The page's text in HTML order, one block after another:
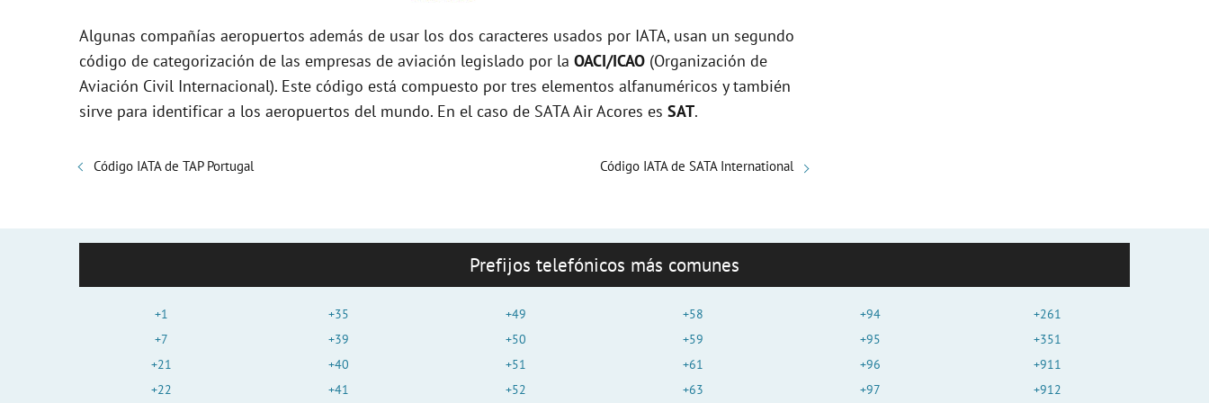
Algunas compañías aeropuertos además de usar los dos caracteres usados por IATA, usan un segundo
código de categorización de las empresas de aviación legislado por la OACI/ICAO (Organización de
Aviación Civil Internacional). Este código está compuesto por tres elementos alfanuméricos y también
sirve para identificar a los aeropuertos del mundo. En el caso de SATA Air Acores es SAT.
Código IATA de TAP Portugal Código IATA de SATA International
Prefijos telefónicos más comunes
+1
+7
+21
+22
+35
+39
+40
+41
+49
+50
+51
+52
+58
+59
+61
+63
+94
+95
+96
+97
+261
+351
+911
+912